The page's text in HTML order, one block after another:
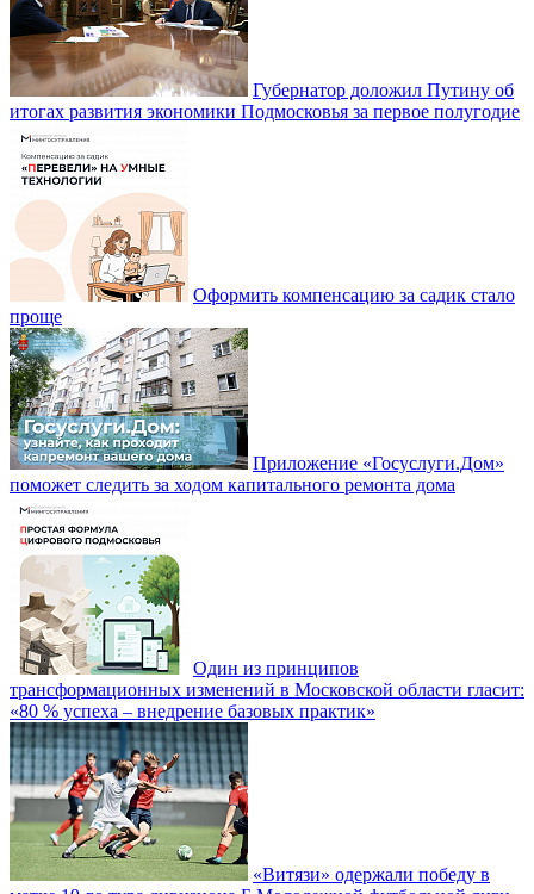
Губернатор доложил Путину об
итогах развития экономики Подмосковья за первое полугодие
Оформить компенсацию за садик стало
проще
Приложение «Госуслуги.Дом»
поможет следить за ходом капитального ремонта дома
Один из принципов
трансформационных изменений в Московской области гласит:
«80 % успеха – внедрение базовых практик»
«Витязи» одержали победу в